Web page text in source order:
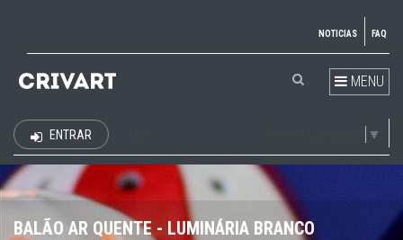
NOTICIAS FAQ
MENU
▼
ENTRAR
BALÃO AR QUENTE - LUMINÁRIA BRANCO